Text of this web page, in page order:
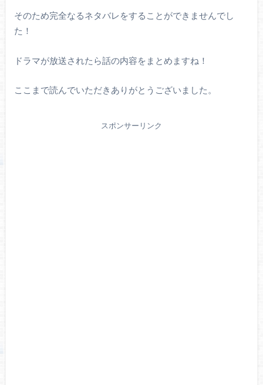
そのため完全なるネタバレをすることができませんでし
た！
ドラマが放送されたら話の内容をまとめますね！
ここまで読んでいただきありがとうございました。
スポンサーリンク